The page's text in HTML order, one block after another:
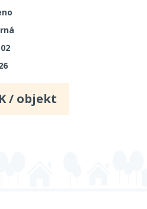
/ objekt